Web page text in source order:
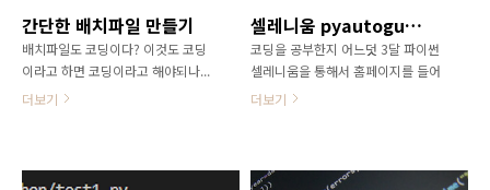
간단한 배치파일 만들기
배치파일도 코딩이다? 이것도 코딩
이라고 하면 코딩이라고 해야되나...
:) 윈도우 운영체제를 사용할때 간단
하는 ipconfig 게이트 웨이로 가는지
더보기
셀레니움 pyautogui 마우스자동화 selectbox
코딩을 공부한지 어느덧 3달 파이썬
셀레니움을 통해서 홈페이지를 들어
가서 로그인 하고 각종 셀렉트 혹은
까?? 대부분 업무 자동화는 성공하였
더보기